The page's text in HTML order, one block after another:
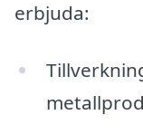
erbjuda: